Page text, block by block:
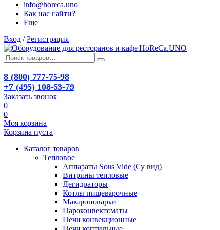
info@horeca.uno
Как нас найти?
Еще
Вход / Регистрация
8 (800) 777-75-98
+7 (495) 108-53-79
Заказать звонок
0
0
Моя корзина
Корзина пуста
Каталог товаров
Тепловое
Аппараты Sous Vide (Су вид)
Витрины тепловые
Дегидраторы
Котлы пищеварочные
Макароноварки
Пароконвектоматы
Печи конвекционные
Печи коптильные